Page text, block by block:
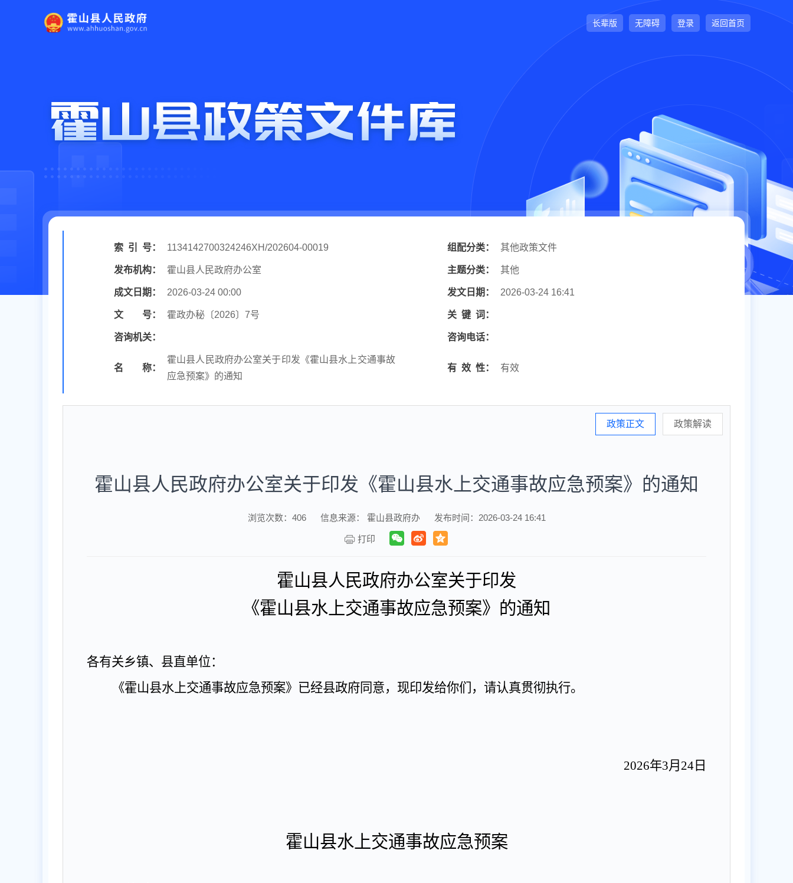
长辈版 无障碍 登录 返回首页
索 引 号： 1134142700324246XH/202604-00019 组配分类： 其他政策文件
发布机构： 霍山县人民政府办公室 主题分类： 其他
成文日期： 2026-03-24 00:00 发文日期： 2026-03-24 16:41
文 号： 霍政办秘〔2026〕7号 关 键 词：
咨询机关： 咨询电话：
名 称：
霍山县人民政府办公室关于印发《霍山县水上交通事故
应急预案》的通知
有 效 性： 有效
政策正文 政策解读
霍山县人民政府办公室关于印发《霍山县水上交通事故应急预案》的通知
浏览次数： 406 信息来源： 霍山县政府办 发布时间：2026-03-24 16:41
打印
霍山县人民政府办公室关于印发
《霍山县水上交通事故应急预案》的通知
各有关乡镇、县直单位：
《霍山县水上交通事故应急预案》已经县政府同意，现印发给你们，请认真贯彻执行。
2026年3月 24 日
霍山县水上交通事故应急预案